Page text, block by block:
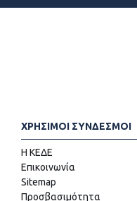
ΧΡΗΣΙΜΟΙ ΣΥΝΔΕΣΜΟΙ
Η ΚΕΔΕ
Επικοινωνία
Sitemap
Προσβασιμότητα